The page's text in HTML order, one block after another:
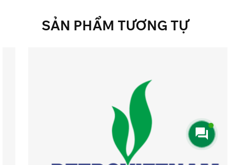
SẢN PHẨM TƯƠNG TỰ